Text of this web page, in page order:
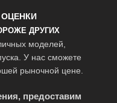
ДРУГИХ
моделей,
У нас сможете
рыночной цене.
предоставим